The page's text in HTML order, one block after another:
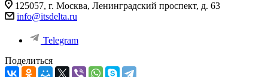
125057, г. Москва, Ленинградский проспект, д. 63
info@itsdelta.ru
Telegram
Поделиться